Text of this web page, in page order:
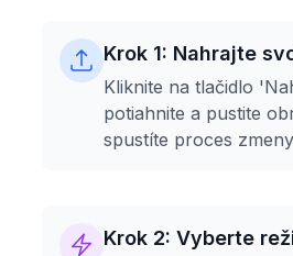
Krok 1: Nahrajte
Kliknite na tlačidlo
potiahnite a pustite
spustíte proces
Krok 2: Vyberte